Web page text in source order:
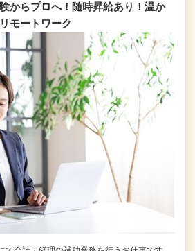
からプロへ！随時昇給あり！温か
モートワーク